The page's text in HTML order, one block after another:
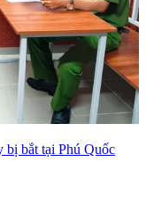
bị bắt tại Phú Quốc